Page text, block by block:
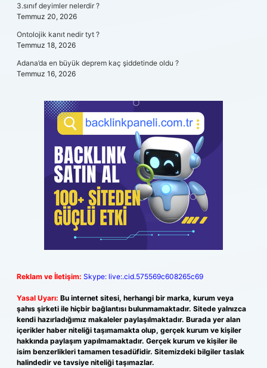
3.sınıf deyimler nelerdir ?
Temmuz 20, 2026
Ontolojik kanıt nedir tyt ?
Temmuz 18, 2026
Adana’da en büyük deprem kaç şiddetinde oldu ?
Temmuz 16, 2026
Reklam ve İletişim: Skype: live:.cid.575569c608265c69
Yasal Uyarı: Bu internet sitesi, herhangi bir marka, kurum veya
şahıs şirketi ile hiçbir bağlantısı bulunmamaktadır. Sitede yalnızca
kendi hazırladığımız makaleler paylaşılmaktadır. Burada yer alan
içerikler haber niteliği taşımamakta olup, gerçek kurum ve kişiler
hakkında paylaşım yapılmamaktadır. Gerçek kurum ve kişiler ile
isim benzerlikleri tamamen tesadüfidir. Sitemizdeki bilgiler taslak
halindedir ve tavsiye niteliği taşımazlar.